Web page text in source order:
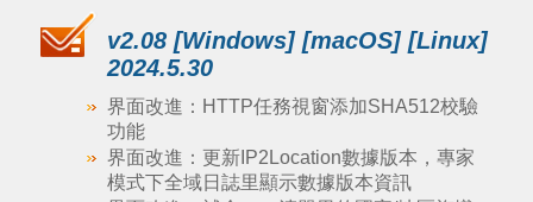
v2.08 [Windows] [macOS] [Linux]
2024.5.30
界面改進：HTTP任務視窗添加SHA512校驗
功能
界面改進：更新IP2Location數據版本，專家
模式下全域日誌里顯示數據版本資訊